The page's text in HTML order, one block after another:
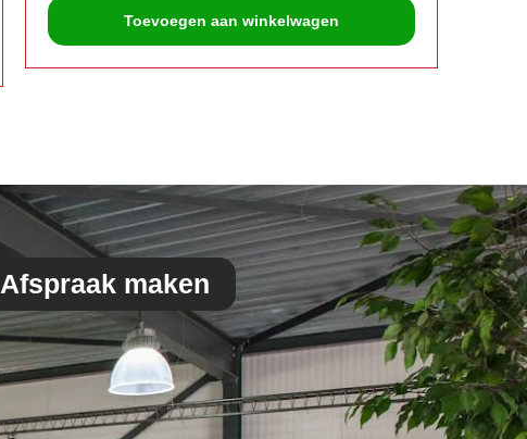
Toevoegen aan winkelwagen
Afspraak maken